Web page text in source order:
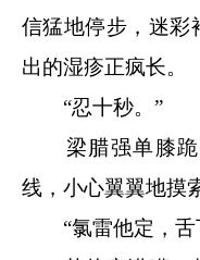
信猛地停步，迷彩
出的湿疹正疯长。
“忍十秒。”
梁腊强单膝跪
线，小心翼翼地摸
“氯雷他定，舌